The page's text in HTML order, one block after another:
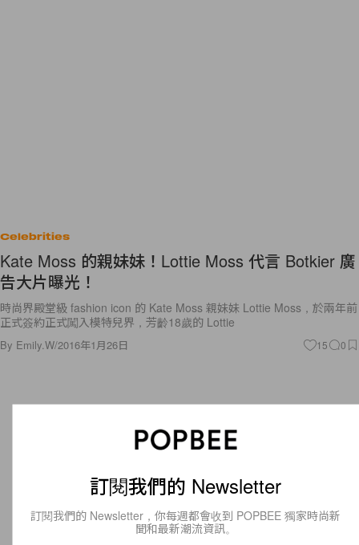
Celebrities
Kate Moss 的親妹妹！Lottie Moss 代言 Botkier 廣
告大片曝光！
時尚界殿堂級 fashion icon 的 Kate Moss 親妹妹 Lottie Moss，於兩年前
正式簽約正式闖入模特兒界，芳齡18歲的 Lottie
By Emily.W/2016年1月26日 15 0
訂閱我們的 Newsletter
訂閱我們的 Newsletter，你每週都會收到 POPBEE 獨家時尚新
聞和最新潮流資訊。